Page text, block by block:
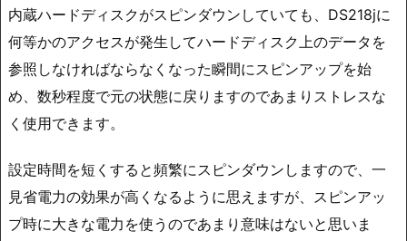
内蔵ハードディスクがスピンダウンしていても、DS218jに
何等かのアクセスが発生してハードディスク上のデータを
参照しなければならなくなった瞬間にスピンアップを始
め、数秒程度で元の状態に戻りますのであまりストレスな
く使用できます。
設定時間を短くすると頻繁にスピンダウンしますので、一
見省電力の効果が高くなるように思えますが、スピンアッ
プ時に大きな電力を使うのであまり意味はないと思いま